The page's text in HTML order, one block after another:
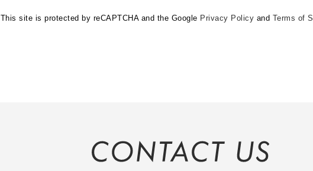
This site is protected by reCAPTCHA and the Google Privacy Policy and Terms of